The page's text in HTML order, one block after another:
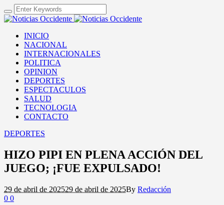
INICIO
NACIONAL
INTERNACIONALES
POLITICA
OPINION
DEPORTES
ESPECTACULOS
SALUD
TECNOLOGIA
CONTACTO
DEPORTES
HIZO PIPI EN PLENA ACCIÓN DEL
JUEGO; ¡FUE EXPULSADO!
29 de abril de 202529 de abril de 2025By Redacción
0 0